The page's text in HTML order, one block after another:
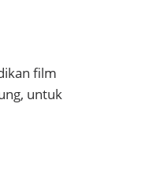
film
untuk